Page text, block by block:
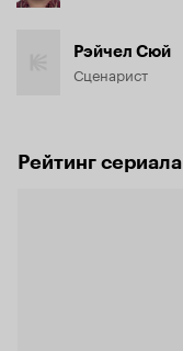
Рэйчел Сюй
Сценарист
Рейтинг сериала